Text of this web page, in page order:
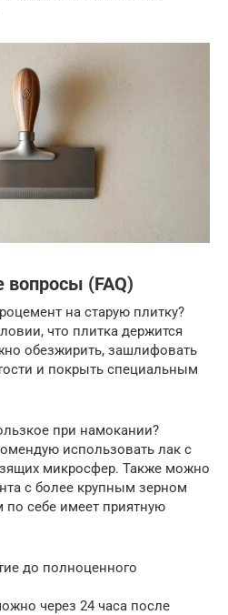
(FAQ)
на старую плитку?
что плитка держится
обезжирить, зашлифовать
и покрыть специальным
при намокании?
использовать лак с
микросфер. Также можно
с более крупным зерном
себе имеет приятную
до полноценного
через 24 часа после